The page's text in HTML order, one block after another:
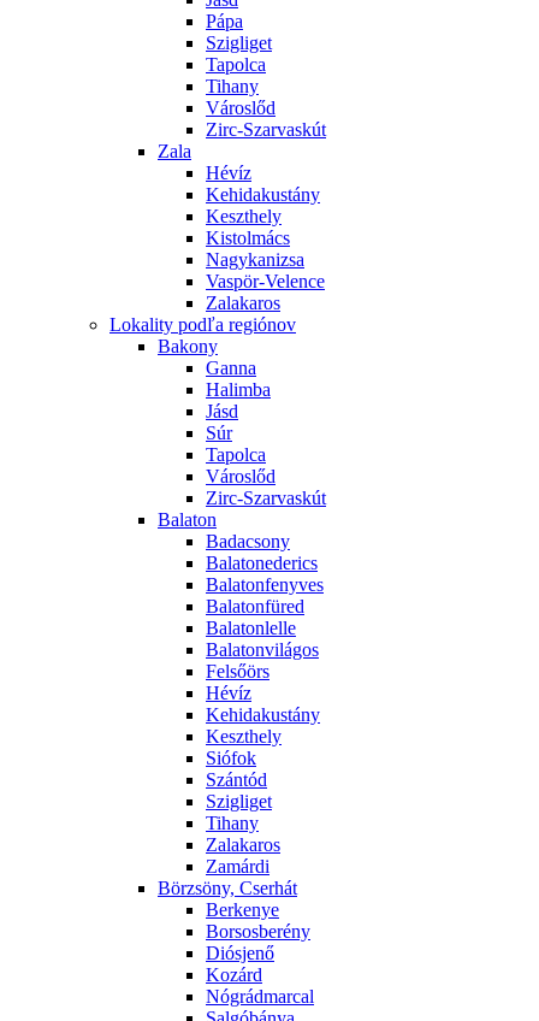
Pápa
Szigliget
Tapolca
Tihany
Városlőd
Zirc-Szarvaskút
Zala
Hévíz
Kehidakustány
Keszthely
Kistolmács
Nagykanizsa
Vaspör-Velence
Zalakaros
Lokality podľa regiónov
Bakony
Ganna
Halimba
Jásd
Súr
Tapolca
Városlőd
Zirc-Szarvaskút
Balaton
Badacsony
Balatonederics
Balatonfenyves
Balatonfüred
Balatonlelle
Balatonvilágos
Felsőörs
Hévíz
Kehidakustány
Keszthely
Siófok
Szántód
Szigliget
Tihany
Zalakaros
Zamárdi
Börzsöny, Cserhát
Berkenye
Borsosberény
Diósjenő
Kozárd
Nógrádmarcal